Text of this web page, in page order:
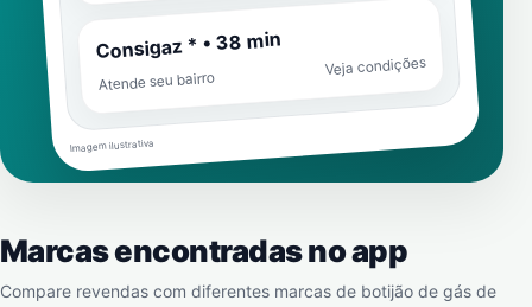
Consigaz * • 38 min
Atende seu bairro
Veja condições
Imagem ilustrativa
Marcas encontradas no app
Compare revendas com diferentes marcas de botijão de gás de